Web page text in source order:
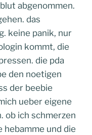
abgenommen.
das
keine panik, nur
kommt, die
die pda
den noetigen
der beebie
ueber eigene
ob ich schmerzen
hebamme und die